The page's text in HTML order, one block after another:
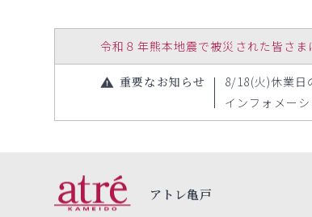
令和８年熊本地震で被災された皆さま
重要なお知らせ
8/18(火)休業日
インフォメー
アトレ亀戸